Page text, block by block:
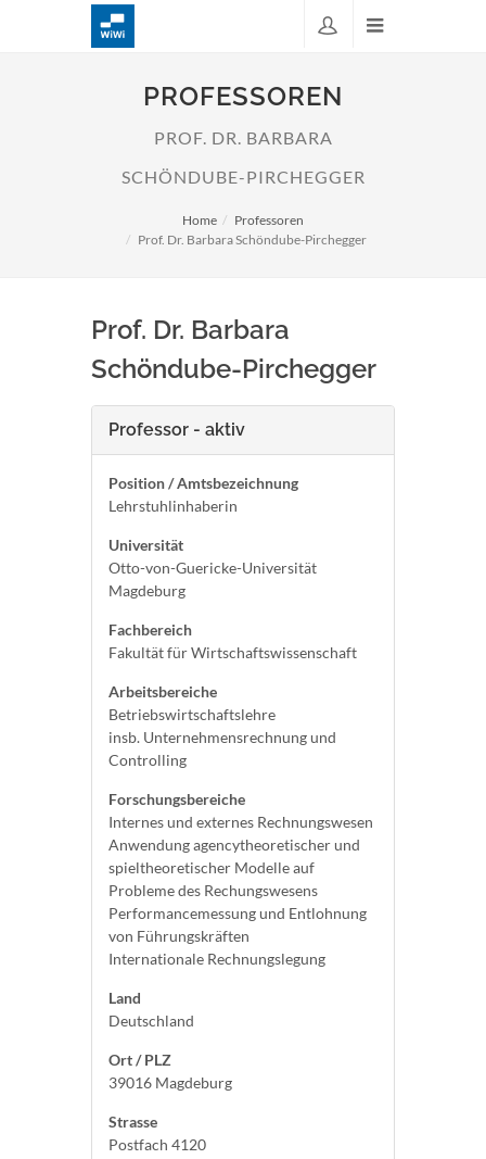
PROFESSOREN
PROF. DR. BARBARA
SCHÖNDUBE-PIRCHEGGER
Home
Professoren
Prof. Dr. Barbara Schöndube-Pirchegger
Prof. Dr. Barbara
Schöndube-Pirchegger
Professor - aktiv
Position / Amtsbezeichnung
Lehrstuhlinhaberin
Universität
Otto-von-Guericke-Universität
Magdeburg
Fachbereich
Fakultät für Wirtschaftswissenschaft
Arbeitsbereiche
Betriebswirtschaftslehre
insb. Unternehmensrechnung und
Controlling
Forschungsbereiche
Internes und externes Rechnungswesen
Anwendung agencytheoretischer und
spieltheoretischer Modelle auf
Probleme des Rechungswesens
Performancemessung und Entlohnung
von Führungskräften
Internationale Rechnungslegung
Land
Deutschland
Ort / PLZ
39016 Magdeburg
Strasse
Postfach 4120